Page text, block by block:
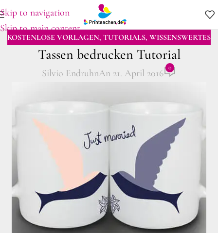
Skip to navigation
Skip to main content
KOSTENLOSE VORLAGEN, TUTORIALS, WISSENSWERTES
Tassen bedrucken Tutorial
Silvio EndruhnAn 21. April 2016 0